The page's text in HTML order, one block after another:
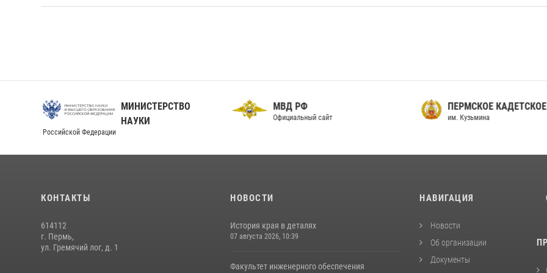
МИНИСТЕРСТВО
НАУКИ
Российской Федерации
МВД РФ
Официальный сайт
ПЕРМСКОЕ
им. Кузьмина
КОНТАКТЫ
614112
г. Пермь,
ул. Гремячий лог, д. 1
НОВОСТИ
История края в деталях
07 августа 2026, 10:39
Факультет инженерного обеспечения
НАВИГАЦИЯ
Новости
Об организации
Документы